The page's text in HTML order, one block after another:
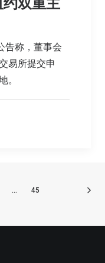
约双重主
告称，董事会
易所提交申
。
… 45